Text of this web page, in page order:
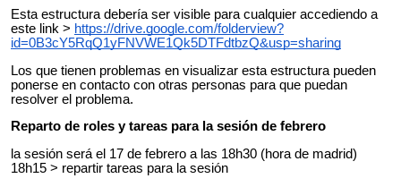
Esta estructura debería ser visible para cualquier accediendo a
este link > https://drive.google.com/folderview?
id=0B3cY5RqQ1yFNVWE1Qk5DTFdtbzQ&usp=sharing
Los que tienen problemas en visualizar esta estructura pueden
ponerse en contacto con otras personas para que puedan
resolver el problema.
Reparto de roles y tareas para la sesión de febrero
la sesión será el 17 de febrero a las 18h30 (hora de madrid)
18h15 > repartir tareas para la sesión